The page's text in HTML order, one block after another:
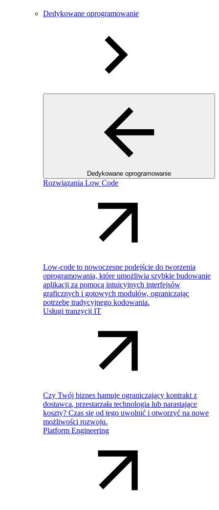
Dedykowane oprogramowanie
Dedykowane oprogramowanie
Rozwiązania Low Code
Low-code to nowoczesne podejście do tworzenia
oprogramowania, które umożliwia szybkie budowanie
aplikacji za pomocą intuicyjnych interfejsów
graficznych i gotowych modułów, ograniczając
potrzebę tradycyjnego kodowania.
Usługi tranzycji IT
Czy Twój biznes hamuje ograniczający kontrakt z
dostawcą, przestarzała technologia lub narastające
koszty? Czas się od tego uwolnić i otworzyć na nowe
możliwości rozwoju.
Platform Engineering